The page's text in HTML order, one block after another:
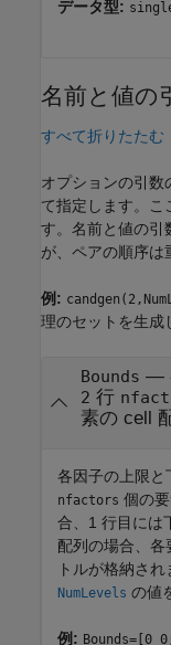
データ型:
名前と値の
すべて折りたたむ
オプションの引数
て指定します。こ
す。名前と値の引
が、ペアの順序は
例:
理のセットを生成
Bounds —
2 行
素の cell
各因子の上限と
nfactors 個の
合、1 行目には
配列の場合、各
トルが格納され
NumLevels の値
例: Bounds=[0